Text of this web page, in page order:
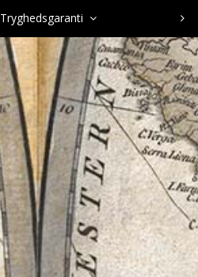
Tryghedsgaranti  